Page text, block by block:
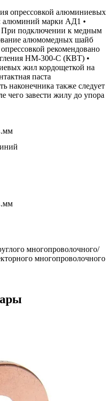
опрессовкой алюминиевых
алюминий марки АД1 •
При подключении к медным
алюмомедных шайб
рекомендовано
НМ-300-C (КВТ) •
жил кордощеткой на
паста
наконечника также следует
чего завести жилу до упора
многопроволочного/
многопроволочного